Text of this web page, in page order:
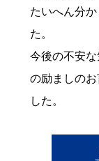
たいへん分
た。
今後の不安
の励ましの
した。